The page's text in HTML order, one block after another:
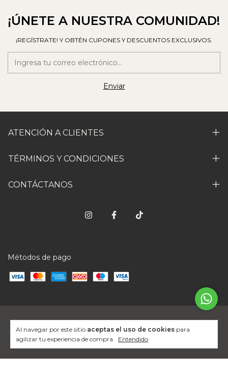
Al navegar por este sitio aceptas el uso de cookies para
agilizar tu experiencia de compra. Entendido
¡ÚNETE A NUESTRA COMUNIDAD!
¡REGÍSTRATE! Y OBTÉN CUPONES Y DESCUENTOS EXCLUSIVOS.
ATENCIÓN A CLIENTES
TÉRMINOS Y CONDICIONES
CONTÁCTANOS
Métodos de pago
Copyright Jo Moble - 2026. Todos los derechos reservados.